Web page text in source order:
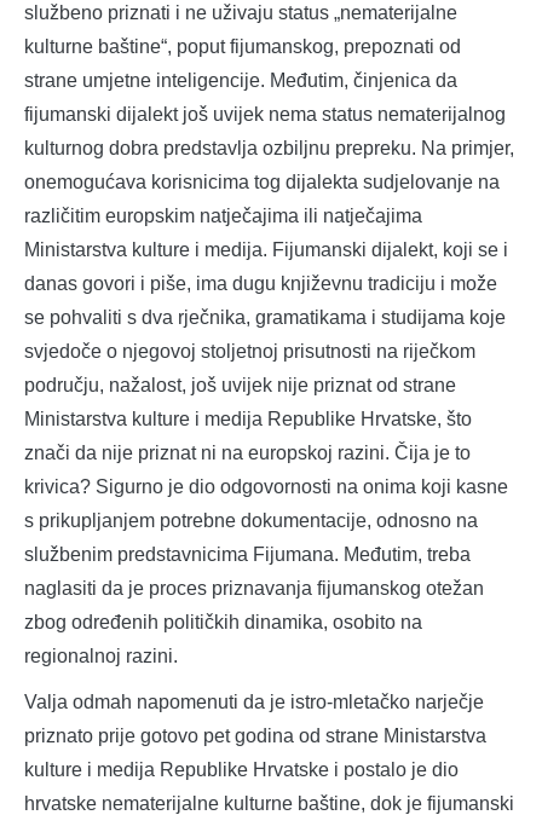
službeno priznati i ne uživaju status „nematerijalne
kulturne baštine“, poput fijumanskog, prepoznati od
strane umjetne inteligencije. Međutim, činjenica da
fijumanski dijalekt još uvijek nema status nematerijalnog
kulturnog dobra predstavlja ozbiljnu prepreku. Na primjer,
onemogućava korisnicima tog dijalekta sudjelovanje na
različitim europskim natječajima ili natječajima
Ministarstva kulture i medija. Fijumanski dijalekt, koji se i
danas govori i piše, ima dugu književnu tradiciju i može
se pohvaliti s dva rječnika, gramatikama i studijama koje
svjedoče o njegovoj stoljetnoj prisutnosti na riječkom
području, nažalost, još uvijek nije priznat od strane
Ministarstva kulture i medija Republike Hrvatske, što
znači da nije priznat ni na europskoj razini. Čija je to
krivica? Sigurno je dio odgovornosti na onima koji kasne
s prikupljanjem potrebne dokumentacije, odnosno na
službenim predstavnicima Fijumana. Međutim, treba
naglasiti da je proces priznavanja fijumanskog otežan
zbog određenih političkih dinamika, osobito na
regionalnoj razini.
Valja odmah napomenuti da je istro-mletačko narječje
priznato prije gotovo pet godina od strane Ministarstva
kulture i medija Republike Hrvatske i postalo je dio
hrvatske nematerijalne kulturne baštine, dok je fijumanski